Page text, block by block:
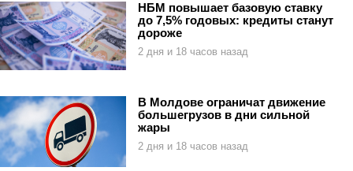
НБМ повышает базовую ставку
до 7,5% годовых: кредиты станут
дороже
2 дня и 18 часов назад
В Молдове ограничат движение
большегрузов в дни сильной
жары
2 дня и 18 часов назад